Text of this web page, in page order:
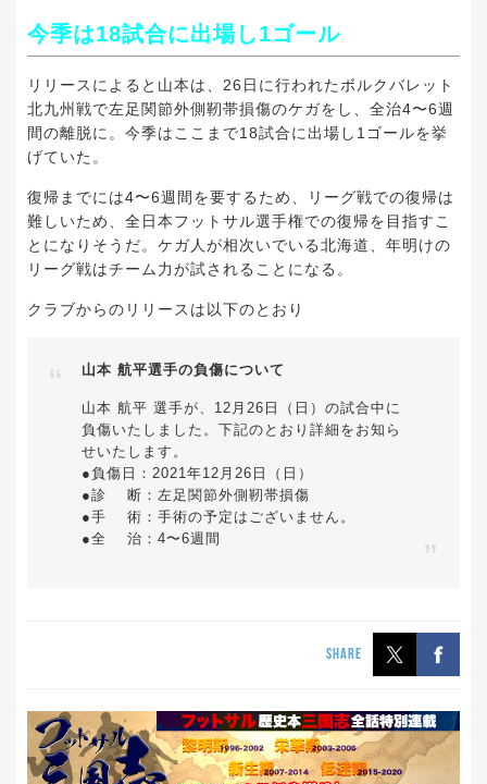
今季は18試合に出場し1ゴール
リリースによると山本は、26日に行われたボルクバレット
北九州戦で左足関節外側靭帯損傷のケガをし、全治4〜6週
間の離脱に。今季はここまで18試合に出場し1ゴールを挙
げていた。
復帰までには4〜6週間を要するため、リーグ戦での復帰は
難しいため、全日本フットサル選手権での復帰を目指すこ
とになりそうだ。ケガ人が相次いでいる北海道、年明けの
リーグ戦はチーム力が試されることになる。
クラブからのリリースは以下のとおり
山本 航平選手の負傷について
山本 航平 選手が、12月26日（日）の試合中に
負傷いたしました。下記のとおり詳細をお知ら
せいたします。
●負傷日：2021年12月26日（日）
●診 断：左足関節外側靭帯損傷
●手 術：手術の予定はございません。
●全 治：4〜6週間
SHARE